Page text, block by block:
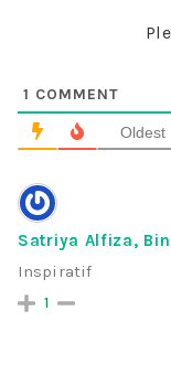
1 COMMENT
Oldest
Satriya Alfiza,
Inspiratif
1